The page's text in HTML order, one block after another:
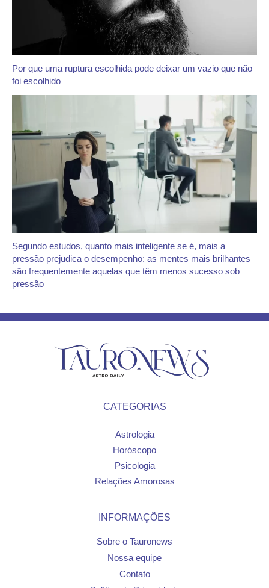
Por que uma ruptura escolhida pode deixar um vazio que não
foi escolhido
Segundo estudos, quanto mais inteligente se é, mais a
pressão prejudica o desempenho: as mentes mais brilhantes
são frequentemente aquelas que têm menos sucesso sob
pressão
CATEGORIAS
Astrologia
Horóscopo
Psicologia
Relações Amorosas
INFORMAÇÕES
Sobre o Tauronews
Nossa equipe
Contato